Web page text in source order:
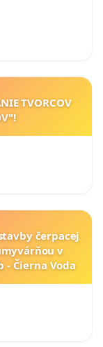
TVORCOV
čerpacej
v
- Čierna Voda